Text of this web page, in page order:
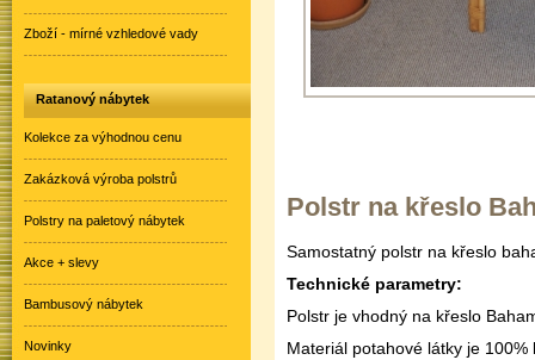
Polstr na křeslo
Samostatný polstr na křeslo
Technické parametry:
Polstr je vhodný na křeslo
Materiál potahové látky je 100%
Zboží - mírné vzhledové vady
Ratanový nábytek
Kolekce za výhodnou cenu
Zakázková výroba polstrů
Polstry na paletový nábytek
Akce + slevy
Bambusový nábytek
Novinky